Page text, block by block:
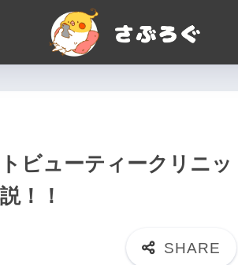
ビューティークリニッ
！！